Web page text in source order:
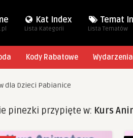
Kat Index
Lista Kategorii
Temat
Lista Tematów
Kody Rabatowe Wydarzenia
dla Dzieci Pabianice
pinezki przypięte w: Kurs